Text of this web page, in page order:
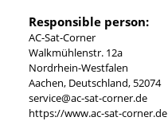
Responsible person:
AC-Sat-Corner
Walkmühlenstr. 12a
Nordrhein-Westfalen
Aachen, Deutschland, 52074
service@ac-sat-corner.de
https://www.ac-sat-corner.de